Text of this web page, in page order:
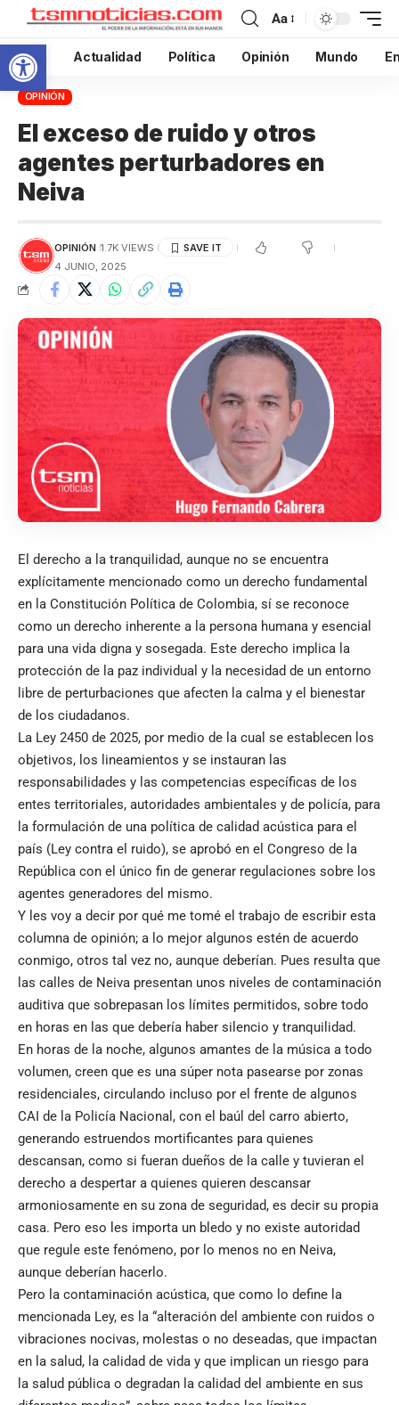
Abrir barra de herramientas
Aa
Inicio Actualidad Política Opinión Mundo
OPINIÓN
El exceso de ruido y otros
agentes perturbadores en
Neiva
OPINIÓN 1.7K VIEWS
4 JUNIO, 2025
El derecho a la tranquilidad, aunque no se encuentra
explícitamente mencionado como un derecho fundamental
en la Constitución Política de Colombia, sí se reconoce
como un derecho inherente a la persona humana y esencial
para una vida digna y sosegada. Este derecho implica la
protección de la paz individual y la necesidad de un entorno
libre de perturbaciones que afecten la calma y el bienestar
de los ciudadanos.
La Ley 2450 de 2025, por medio de la cual se establecen los
objetivos, los lineamientos y se instauran las
responsabilidades y las competencias específicas de los
entes territoriales, autoridades ambientales y de policía, para
la formulación de una política de calidad acústica para el
país (Ley contra el ruido), se aprobó en el Congreso de la
República con el único fin de generar regulaciones sobre los
agentes generadores del mismo.
Y les voy a decir por qué me tomé el trabajo de escribir esta
columna de opinión; a lo mejor algunos estén de acuerdo
conmigo, otros tal vez no, aunque deberían. Pues resulta que
las calles de Neiva presentan unos niveles de contaminación
auditiva que sobrepasan los límites permitidos, sobre todo
en horas en las que debería haber silencio y tranquilidad.
En horas de la noche, algunos amantes de la música a todo
volumen, creen que es una súper nota pasearse por zonas
residenciales, circulando incluso por el frente de algunos
CAI de la Policía Nacional, con el baúl del carro abierto,
generando estruendos mortificantes para quienes
descansan, como si fueran dueños de la calle y tuvieran el
derecho a despertar a quienes quieren descansar
armoniosamente en su zona de seguridad, es decir su propia
casa. Pero eso les importa un bledo y no existe autoridad
que regule este fenómeno, por lo menos no en Neiva,
aunque deberían hacerlo.
Pero la contaminación acústica, que como lo define la
mencionada Ley, es la “alteración del ambiente con ruidos o
vibraciones nocivas, molestas o no deseadas, que impactan
en la salud, la calidad de vida y que implican un riesgo para
la salud pública o degradan la calidad del ambiente en sus